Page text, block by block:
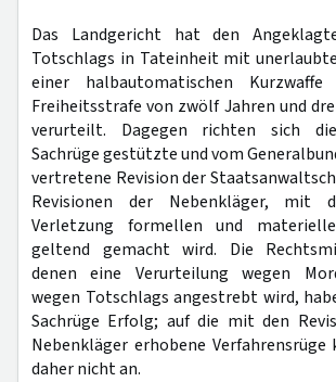
Das Landgericht hat den
Totschlags in Tateinheit mit
einer halbautomatischen
Freiheitsstrafe von zwölf Jahren und
verurteilt. Dagegen richten sich
Sachrüge gestützte und vom
vertretene Revision der
Revisionen der Nebenkläger, mit
Verletzung formellen und
geltend gemacht wird. Die
denen eine Verurteilung wegen
wegen Totschlags angestrebt wird,
Sachrüge Erfolg; auf die mit den
Nebenkläger erhobene
daher nicht an.